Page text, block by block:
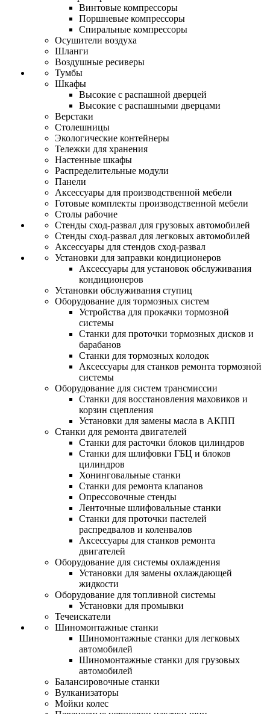
Винтовые компрессоры
Поршневые компрессоры
Спиральные компрессоры
Осушители воздуха
Шланги
Воздушные ресиверы
Тумбы
Шкафы
Высокие с распашной дверцей
Высокие с распашными дверцами
Верстаки
Столешницы
Экологические контейнеры
Тележки для хранения
Настенные шкафы
Распределительные модули
Панели
Аксессуары для производственной мебели
Готовые комплекты производственной мебели
Столы рабочие
Стенды сход-развал для грузовых автомобилей
Стенды сход-развал для легковых автомобилей
Аксессуары для стендов сход-развал
Установки для заправки кондиционеров
Аксессуары для установок обслуживания
кондиционеров
Установки обслуживания ступиц
Оборудование для тормозных систем
Устройства для прокачки тормозной
системы
Станки для проточки тормозных дисков и
барабанов
Станки для тормозных колодок
Аксессуары для станков ремонта тормозной
системы
Оборудование для систем трансмиссии
Станки для восстановления маховиков и
корзин сцепления
Установки для замены масла в АКПП
Станки для ремонта двигателей
Станки для расточки блоков цилиндров
Станки для шлифовки ГБЦ и блоков
цилиндров
Хонинговальные станки
Станки для ремонта клапанов
Опрессовочные стенды
Ленточные шлифовальные станки
Станки для проточки пастелей
распредвалов и коленвалов
Аксессуары для станков ремонта
двигателей
Оборудование для системы охлаждения
Установки для замены охлаждающей
жидкости
Оборудование для топливной системы
Установки для промывки
Течеискатели
Шиномонтажные станки
Шиномонтажные станки для легковых
автомобилей
Шиномонтажные станки для грузовых
автомобилей
Балансировочные станки
Вулканизаторы
Мойки колес